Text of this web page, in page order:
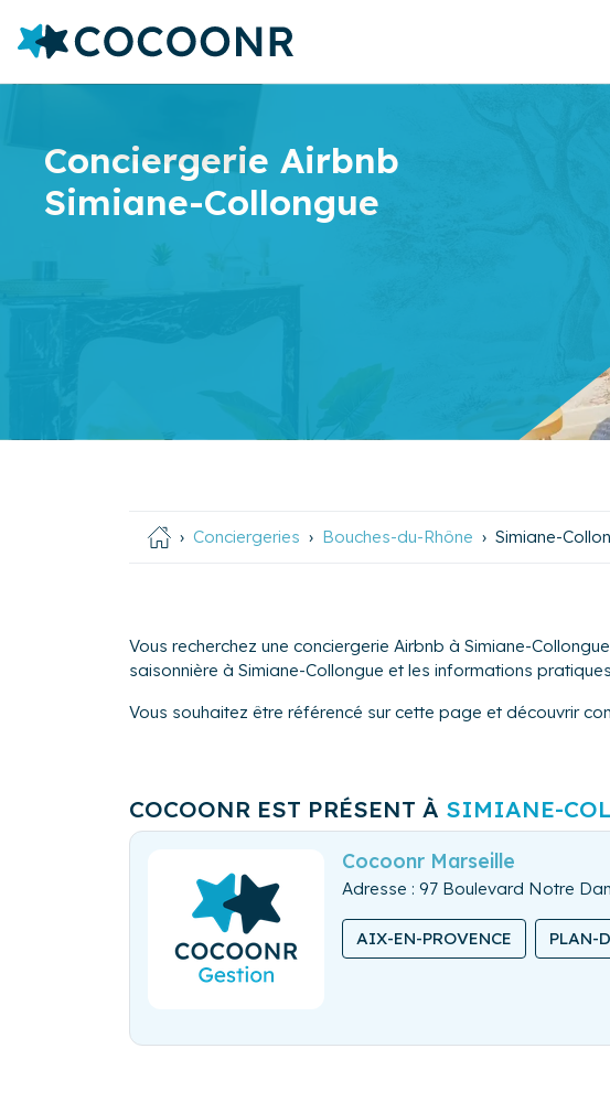
Conciergerie Airbnb
Simiane-Collongue
Conciergeries Bouches-du-Rhône Simiane-
Vous recherchez une conciergerie Airbnb à Simiane-
saisonnière à Simiane-Collongue et les informations
Vous souhaitez être référencé sur cette page et découvrir
COCOONR EST PRÉSENT À SIMIANE-
Cocoonr Marseille
Adresse : 97 Boulevard Notre
AIX-EN-PROVENCE PLAN-